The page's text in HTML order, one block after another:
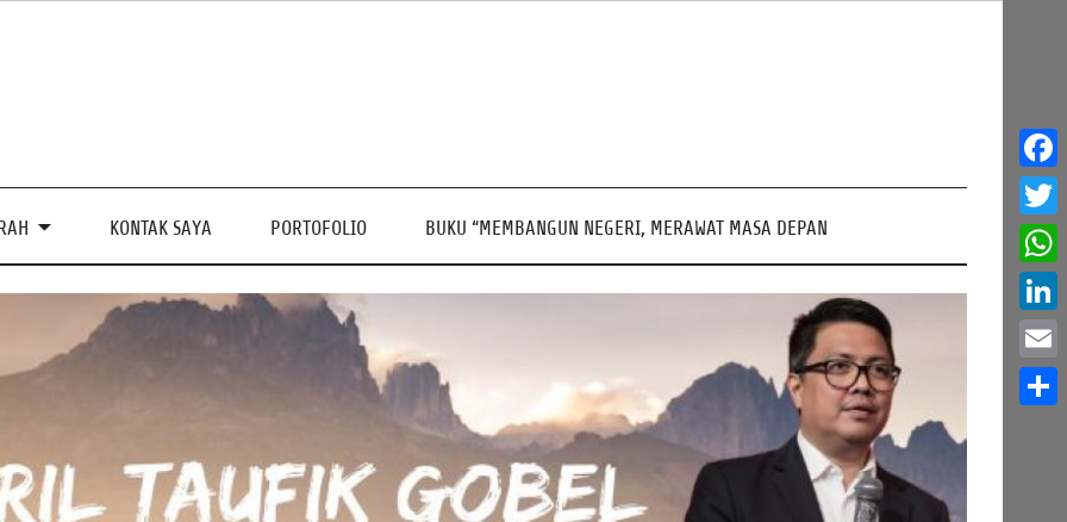
KONTAK SAYA PORTOFOLIO BUKU “MEMBANGUN NEGERI, MERAWAT MASA DEPAN
Email